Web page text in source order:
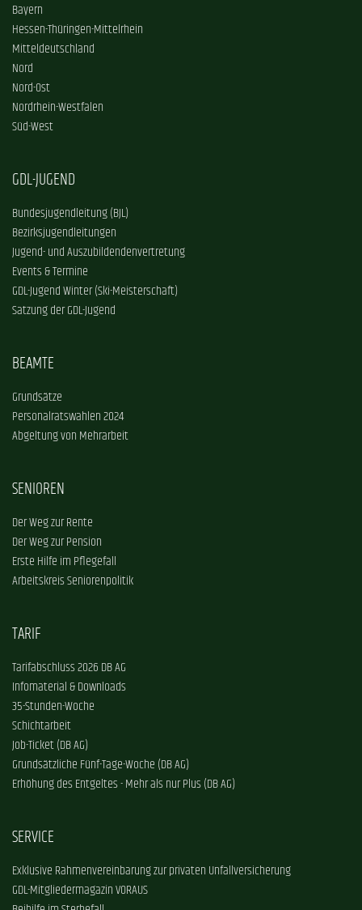
Bayern
Hessen-Thüringen-Mittelrhein
Mitteldeutschland
Nord
Nord-Ost
Nordrhein-Westfalen
Süd-West
GDL-JUGEND
Bundesjugendleitung (BJL)
Bezirksjugendleitungen
Jugend- und Auszubildendenvertretung
Events & Termine
GDL-Jugend Winter (Ski-Meisterschaft)
Satzung der GDL-Jugend
BEAMTE
Grundsätze
Personalratswahlen 2024
Abgeltung von Mehrarbeit
SENIOREN
Der Weg zur Rente
Der Weg zur Pension
Erste Hilfe im Pflegefall
Arbeitskreis Seniorenpolitik
TARIF
Tarifabschluss 2026 DB AG
Infomaterial & Downloads
35-Stunden-Woche
Schichtarbeit
Job-Ticket (DB AG)
Grundsätzliche Fünf-Tage-Woche (DB AG)
Erhöhung des Entgeltes - Mehr als nur Plus (DB AG)
SERVICE
Exklusive Rahmenvereinbarung zur privaten Unfallversicherung
GDL-Mitgliedermagazin VORAUS